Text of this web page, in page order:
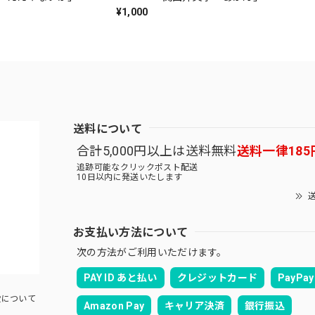
¥1,000
ついて
送料について
合計5,000円以上は送料無料送料一律185
追跡可能なクリックポスト配送
10日以内に発送いたします
お支払い方法について
次の方法がご利用いただけます。
PAY ID あと払い クレジットカード PayPay
Amazon Pay キャリア決済 銀行振込